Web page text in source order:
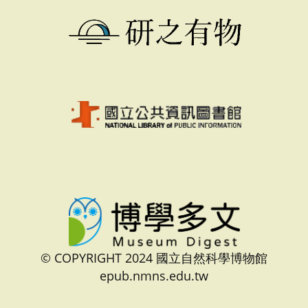
© COPYRIGHT 2024 國立自然科學博物館
epub.nmns.edu.tw